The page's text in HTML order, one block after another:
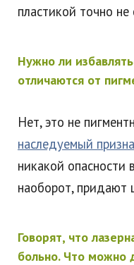
пластикой точно не
Нужно ли
отличаются от
Нет, это не
наследуемый
никакой опасности
наоборот, придают
Говорят, что
больно. Что можно